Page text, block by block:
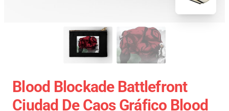
Blood Blockade Battlefront
Ciudad De Caos Gráfico Blood